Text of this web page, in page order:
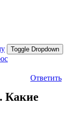
Toggle Dropdown
Ответить
Какие